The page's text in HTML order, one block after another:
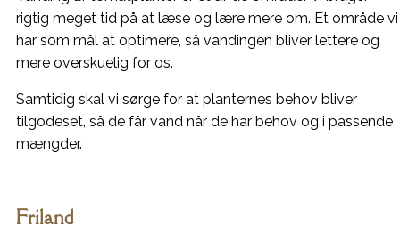
rigtig meget tid på at læse og lære mere om. Et område vi
har som mål at optimere, så vandingen bliver lettere og
mere overskuelig for os.
Samtidig skal vi sørge for at planternes behov bliver
tilgodeset, så de får vand når de har behov og i passende
mængder.
Friland